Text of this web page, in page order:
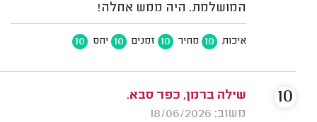
המושלמת. היה ממש אחלה!
איכות 10 מחיר 10 זמנים 10 יחס 10
שילה ברמן, כפר סבא.
משוב: 18/06/2026
10